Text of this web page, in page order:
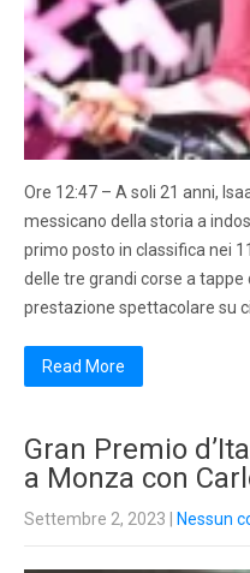
Ore 12:47 – A soli 21 anni,
messicano della storia a
primo posto in classifica nei
delle tre grandi corse a tappe
prestazione spettacolare su
Read More
Gran Premio
a Monza con
Settembre 2, 2023 Nessun